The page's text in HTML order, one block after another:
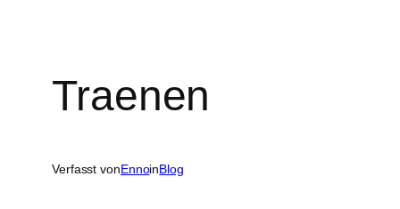
Traenen
Verfasst vonEnnoinBlog